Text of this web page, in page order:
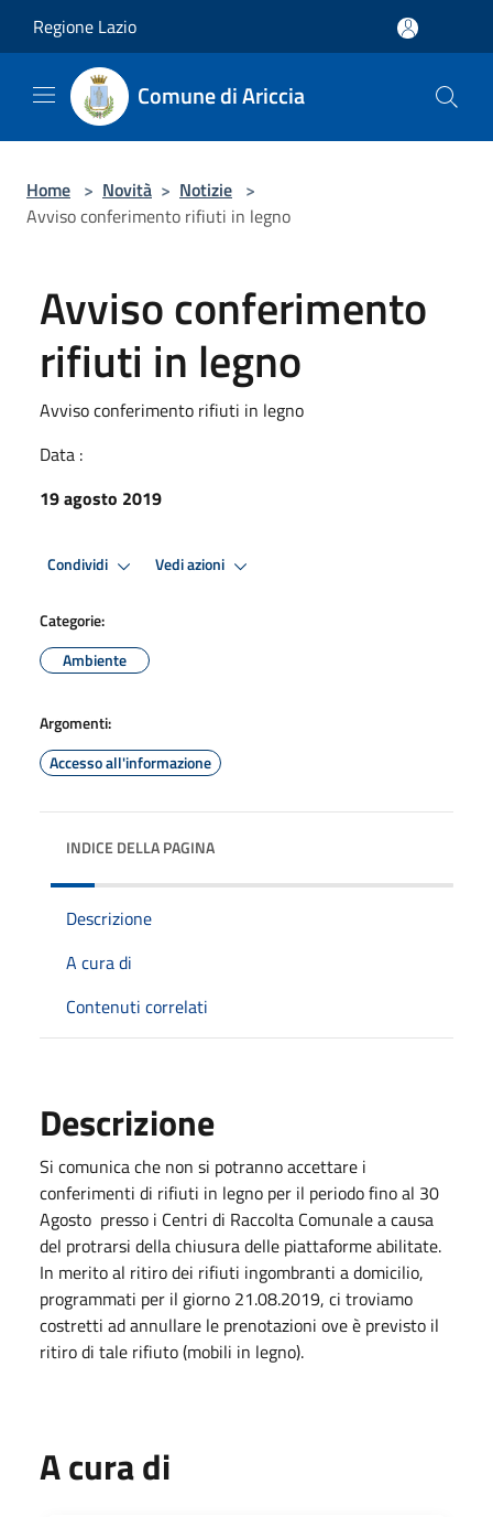
Regione Lazio
Comune di Ariccia
Home > Novità > Notizie >
Avviso conferimento rifiuti in legno
Avviso conferimento
rifiuti in legno
Avviso conferimento rifiuti in legno
Data :
19 agosto 2019
Condividi Vedi azioni
Categorie:
Ambiente
Argomenti:
Accesso all'informazione
INDICE DELLA PAGINA
Descrizione
A cura di
Contenuti correlati
Descrizione
Si comunica che non si potranno accettare i
conferimenti di rifiuti in legno per il periodo fino al 30
Agosto presso i Centri di Raccolta Comunale a causa
del protrarsi della chiusura delle piattaforme abilitate.
In merito al ritiro dei rifiuti ingombranti a domicilio,
programmati per il giorno 21.08.2019, ci troviamo
costretti ad annullare le prenotazioni ove è previsto il
ritiro di tale rifiuto (mobili in legno).
A cura di